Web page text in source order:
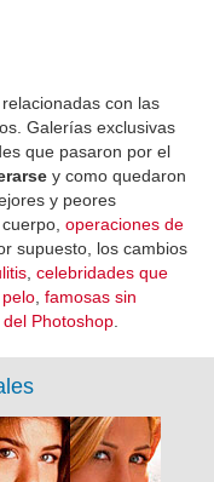
con las
Galerías exclusivas
que pasaron por el
y como quedaron
y peores
operaciones de
supuesto, los cambios
celebridades que
famosas sin
Photoshop